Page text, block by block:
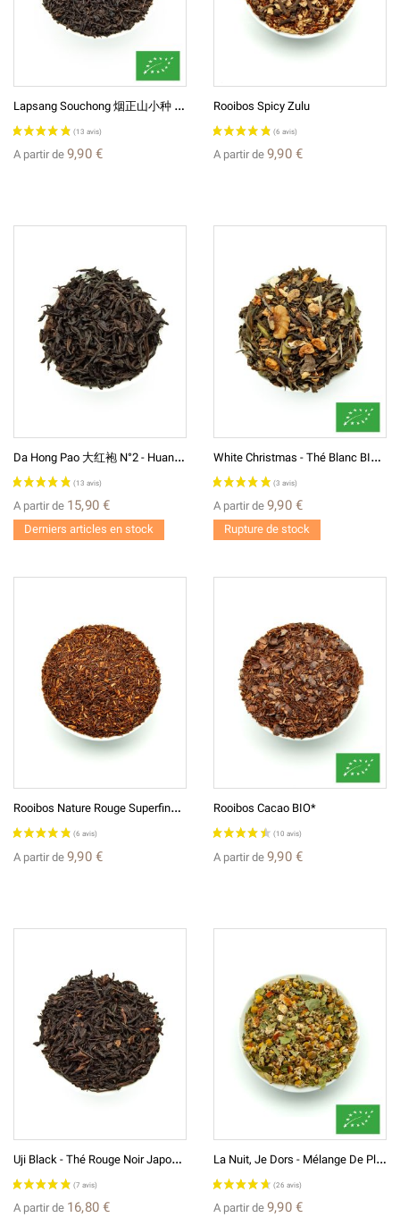
L
Apsang Souchong 烟正山小种 BIO Thé Noir Fumé De Chine
(13 avis)
A partir de 9,90 €
Rooibos Spicy Zulu
A partir de 9,90 €
D
A Hong Pao ⼤红袍 N°2 - Huang Mei Gui ⻩玫瑰 Thé Des Rochers Wulong (Oolong) De Chine
A partir de 15,90 €
Derniers articles en stock
W
Hite Christmas - Thé Blanc BIO* Aromatisé
A partir de 9,90 €
Rupture de stock
R
Ooibos Nature Rouge Superfine Long Leaf
A partir de 9,90 €
Rooibos Cacao BIO*
A partir de 9,90 €
U
Ji Black - Thé Rouge Noir Japonais
A partir de 16,80 €
L
A Nuit, Je Dors - Mélange De Plantes À Infusion BIO*
A partir de 9,90 €